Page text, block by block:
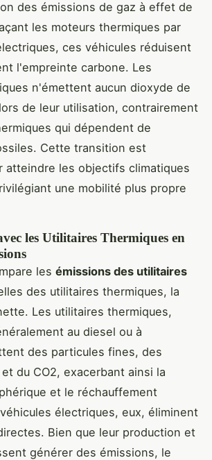
des émissions de gaz à effet de
les moteurs thermiques par
ces véhicules réduisent
l'empreinte carbone. Les
n'émettent aucun dioxyde de
de leur utilisation, contrairement
qui dépendent de
Cette transition est
atteindre les objectifs climatiques
une mobilité plus propre
les Utilitaires Thermiques en
les émissions des utilitaires
des utilitaires thermiques, la
Les utilitaires thermiques,
au diesel ou à
des particules fines, des
du CO2, exacerbant ainsi la
et le réchauffement
électriques, eux, éliminent
Bien que leur production et
générer des émissions, le